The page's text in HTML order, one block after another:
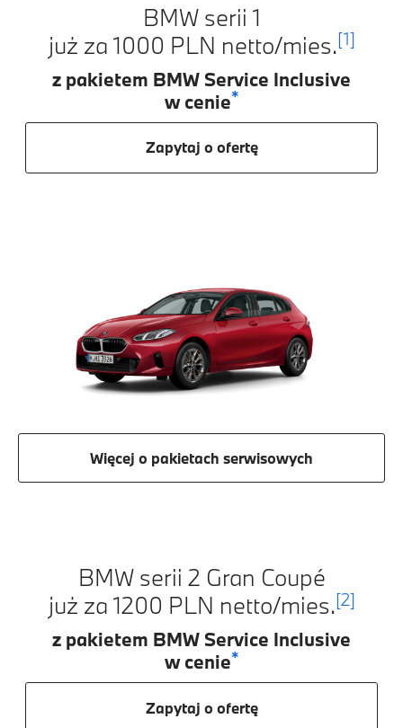
BMW serii 1
już za 1000 PLN netto/mies.[1]
z pakietem BMW Service Inclusive
w cenie*
Zapytaj o ofertę
Więcej o pakietach serwisowych
BMW serii 2 Gran Coupé
już za 1200 PLN netto/mies.[2]
z pakietem BMW Service Inclusive
w cenie*
Zapytaj o ofertę